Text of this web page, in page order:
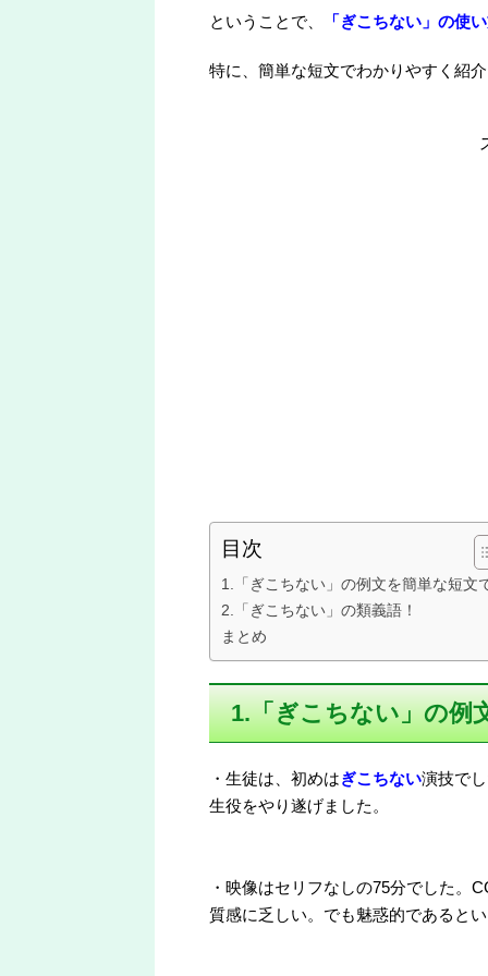
ということで、 「ぎこちない」の使
特に、簡単な短文でわかりやすく紹
目次
1.「ぎこちない」の例文を簡単な短文
2.「ぎこちない」の類義語！
まとめ
1.「ぎこちない」の例
・生徒は、初めはぎこちない演技で
生役をやり遂げました。
・映像はセリフなしの75分でした。
質感に乏しい。でも魅惑的であると